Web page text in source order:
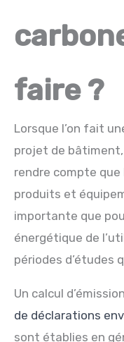
faire ?
Lorsque l’on fait
projet de
rendre compte que
produits et
importante que
énergétique de
périodes d’études
Un calcul
de déclarations
sont établies en